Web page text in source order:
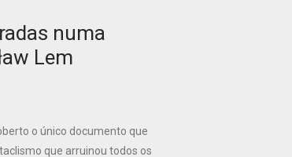
numa
Lem
o único documento que
que arruinou todos os